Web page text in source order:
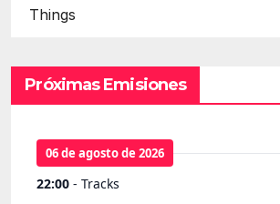
Things
Próximas Emisiones